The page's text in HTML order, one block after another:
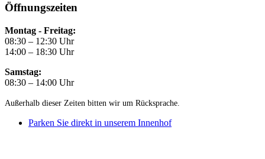
Öffnungszeiten
Montag - Freitag:
08:30 – 12:30 Uhr
14:00 – 18:30 Uhr
Samstag:
08:30 – 14:00 Uhr
Außerhalb dieser Zeiten bitten wir um Rücksprache.
Parken Sie direkt in unserem Innenhof